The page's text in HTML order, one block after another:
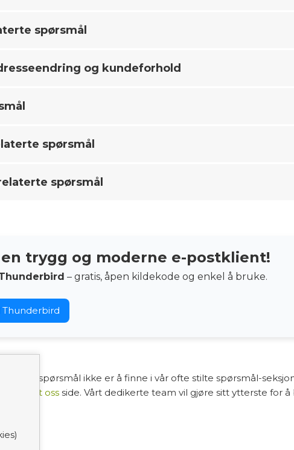
spørsmål
og kundeforhold
spørsmål
spørsmål
trygg og moderne e-postklient!
– gratis, åpen kildekode og enkel å bruke.
Thunderbird
dine spørsmål ikke er å finne i vår ofte stilte spørsmål-
kontakt oss side. Vårt dedikerte team vil gjøre sitt ytterste for